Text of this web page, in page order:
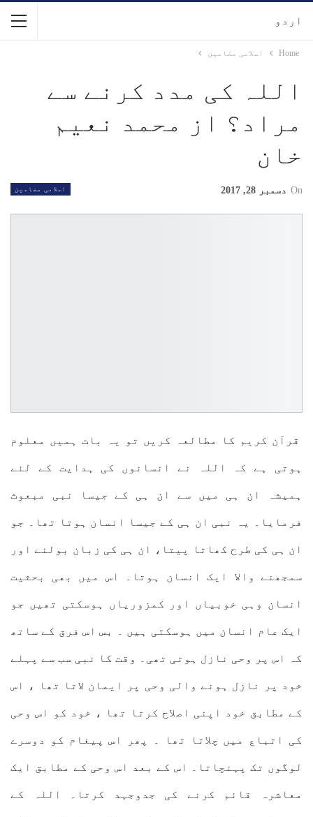
اردو
Home اسلامی مضامین
اللہ کی مدد کرنے سے
مراد؟ از محمد نعیم
خان
اسلامی مضامین On دسمبر 28, 2017
قرآن کریم کا مطالعہ کریں تو یہ بات ہمیں معلوم
ہوتی ہے کہ اللہ نے انسانوں کی ہدایت کے لئے
ہمیشہ ان ہی میں سے ان ہی کے جیسا نبی مبعوث
فرمایا۔ یہ نبی ان ہی کے جیسا انسان ہوتا تھا۔ جو
ان ہی کی طرح کھاتا پیتا، ان ہی کی زبان بولنے اور
سمجھنے والا ایک انسان ہوتا۔ اس میں بھی بحثیت
انسان وہی خوبیاں اور کمزوریاں ہوسکتی تھیں جو
ایک عام انسان میں ہوسکتی ہیں ۔ بس اس فرق کے ساتھ
کہ اس پر وحی نازل ہوتی تھی۔ وقت کا نبی سب سے پہلے
خود پر نازل ہونے والی وحی پر ایمان لاتا تھا ، اس
کے مطابق خود اپنی اصلاح کرتا تھا ، خود کو اس وحی
کی اتباع میں چلاتا تھا ۔ پھر اس پیغام کو دوسرے
لوگوں تک پہنچاتا۔ اس کے بعد اس وحی کے مطابق ایک
معاشرہ قائم کرنے کی جدوجہد کرتا۔ اللہ کے